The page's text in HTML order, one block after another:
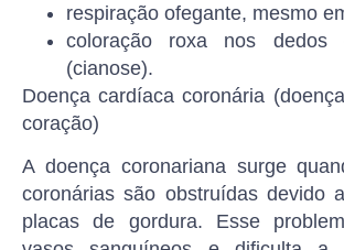
respiração ofegante, mesmo
coloração roxa nos
(cianose).
Doença cardíaca coronária
coração)
A doença coronariana surge
coronárias são obstruídas devido
placas de gordura. Esse